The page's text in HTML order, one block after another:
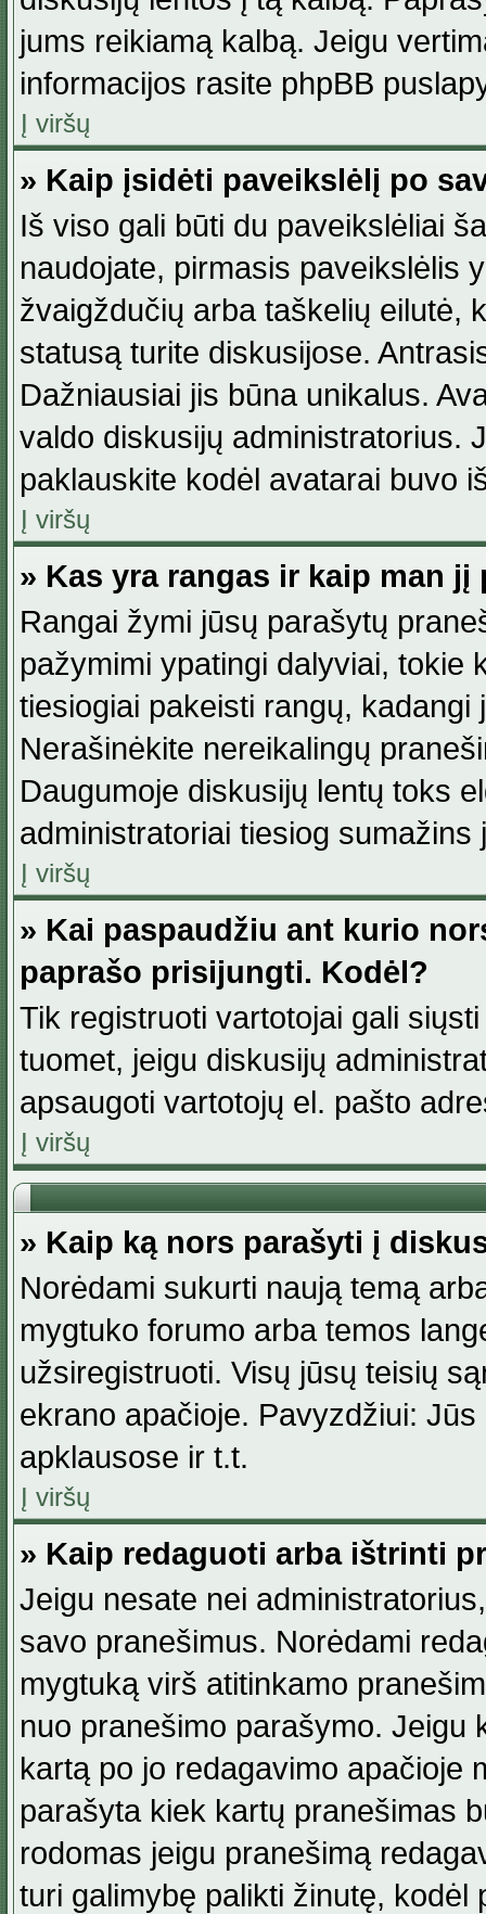
jums reikiamą kalbą. Jeigu
informacijos rasite phpBB
Į viršų
» Kaip įsidėti paveikslėlį po
Iš viso gali būti du paveikslėliai
naudojate, pirmasis paveikslėlis
žvaigždučių arba taškelių eilutė,
statusą turite diskusijose.
Dažniausiai jis būna unikalus.
valdo diskusijų administratorius.
paklauskite kodėl avatarai buvo
Į viršų
» Kas yra rangas ir kaip man jį
Rangai žymi jūsų parašytų
pažymimi ypatingi dalyviai, tokie
tiesiogiai pakeisti rangų,
Nerašinėkite nereikalingų
Daugumoje diskusijų lentų toks
administratoriai tiesiog
Į viršų
» Kai paspaudžiu ant kurio
paprašo prisijungti. Kodėl?
Tik registruoti vartotojai gali
tuomet, jeigu diskusijų
apsaugoti vartotojų el. pašto
Į viršų
» Kaip ką nors parašyti į
Norėdami sukurti naują temą
mygtuko forumo arba temos
užsiregistruoti. Visų jūsų teisių
ekrano apačioje. Pavyzdžiui:
apklausose ir t.t.
Į viršų
» Kaip redaguoti arba ištrinti
Jeigu nesate nei
savo pranešimus. Norėdami
mygtuką virš atitinkamo
nuo pranešimo parašymo. Jeigu
kartą po jo redagavimo apačioje
parašyta kiek kartų pranešimas
rodomas jeigu pranešimą
turi galimybę palikti žinutę, kodėl